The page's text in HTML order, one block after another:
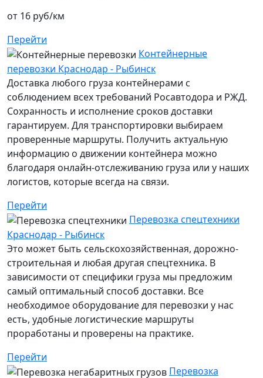
от 16 руб/км
Перейти
Контейнерные
перевозки Краснодар - Рыбинск
Доставка любого груза контейнерами с
соблюдением всех требований Росавтодора и РЖД.
Сохранность и исполнение сроков доставки
гарантируем. Для транспортировки выбираем
проверенные маршруты. Получить актуальную
информацию о движении контейнера можно
благодаря онлайн-отслеживанию груза или у наших
логистов, которые всегда на связи.
Перейти
Перевозка спецтехники
Краснодар - Рыбинск
Это может быть сельскохозяйственная, дорожно-
строительная и любая другая спецтехника. В
зависимости от специфики груза мы предложим
самый оптимальный способ доставки. Все
необходимое оборудование для перевозки у нас
есть, удобные логистические маршруты
проработаны и проверены на практике.
Перейти
Перевозка